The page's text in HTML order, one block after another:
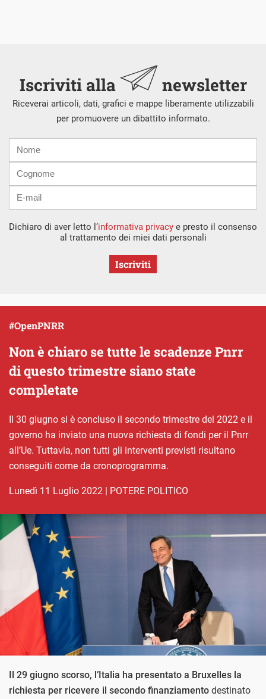
Iscriviti alla newsletter
Riceverai articoli, dati, grafici e mappe liberamente utilizzabili
per promuovere un dibattito informato.
mail
Dichiaro di aver letto l’informativa privacy e presto il consenso
al trattamento dei miei dati personali
Iscriviti
Non è chiaro se tutte le scadenze Pnrr
di questo trimestre siano state
completate
#OpenPNRR
Il 30 giugno si è concluso il secondo trimestre del 2022 e il
governo ha inviato una nuova richiesta di fondi per il Pnrr
all’Ue. Tuttavia, non tutti gli interventi previsti risultano
conseguiti come da cronoprogramma.
lunedì 11 Luglio 2022 | POTERE POLITICO
Il 29 giugno scorso, l’Italia ha presentato a Bruxelles la
richiesta per ricevere il secondo finanziamento destinato